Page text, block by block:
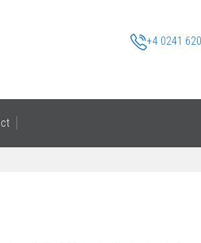
+4 0241